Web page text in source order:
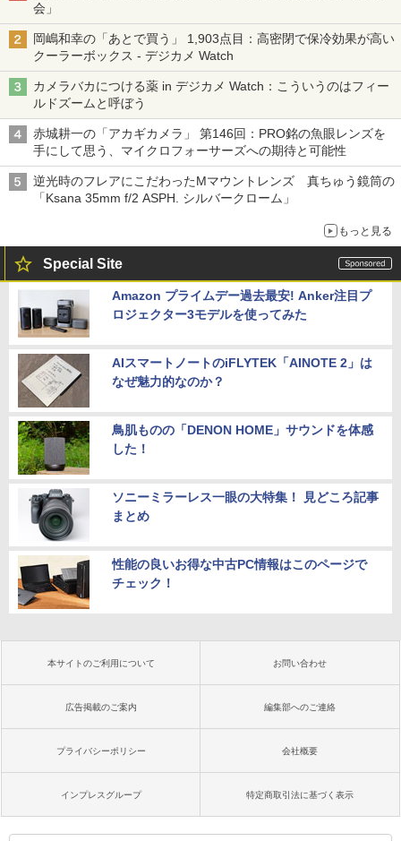
会」
岡嶋和幸の「あとで買う」 1,903点目：高密閉で保冷効果が高い
クーラーボックス - デジカメ Watch
カメラバカにつける薬 in デジカメ Watch：こういうのはフィー
ルドズームと呼ぼう
赤城耕一の「アカギカメラ」 第146回：PRO銘の魚眼レンズを
手にして思う、マイクロフォーサーズへの期待と可能性
逆光時のフレアにこだわったMマウントレンズ 真ちゅう鏡筒の
「Ksana 35mm f/2 ASPH. シルバークローム」
もっと見る
Special Site
Amazon プライムデー過去最安! Anker注目プ
ロジェクター3モデルを使ってみた
AIスマートノートのiFLYTEK「AINOTE 2」は
なぜ魅力的なのか？
鳥肌ものの「DENON HOME」サウンドを体感
した！
ソニーミラーレス一眼の大特集！ 見どころ記事
まとめ
性能の良いお得な中古PC情報はこのページで
チェック！
本サイトのご利用について お問い合わせ
広告掲載のご案内 編集部へのご連絡
プライバシーポリシー 会社概要
インプレスグループ 特定商取引法に基づく表示